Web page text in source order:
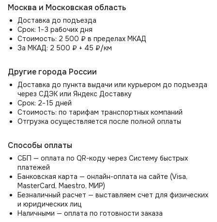
Стул Boston (Бостон) обладает универсальным
дизайном, который гармонично впишется в любой
интерьер:
Могут служить как дизайнерский стул на кухню
и дополнением к обеденному столу.
стула в гостиную.
Как стул для спальни может стать местом для
утреннего просмотра новостей или использоваться как
стул для туалетного столика.
Прекрасно впишется в зал или прихожую как элемент
декора и место ожидания.
В комнате школьника создаст уютную атмосферу для
В студенческой комнате станет идеальным местом для
учебы и работы над проектами.
Применим для разнообразных интерьерных
и дизайнерских решений для дома или офиса.
Приобретите дизайнерский стул Boston сегодня
и наслаждайтесь исключительным стилем, комфортом
и универсальностью в любом пространстве.
Москва и Московская область
Доставка до подъезда
Срок: 1−3 рабочих дня
Стоимость: 2 500 ₽ в пределах МКАД
За МКАД: 2 500 ₽ + 45 ₽/км
Другие города России
Доставка до пункта выдачи или курьером до подъезда
через СДЭК или Яндекс Доставку
Срок: 2−15 дней
Стоимость: по тарифам транспортных компаний
Отгрузка осуществляется после полной оплаты
Способы оплаты
СБП — оплата по QR-коду через Систему быстрых
платежей
Банковская карта — онлайн-оплата на сайте (Visa,
MasterCard, Maestro, МИР)
Безналичный расчет — выставляем счет для физических
и юридических лиц
Наличными — оплата по готовности заказа